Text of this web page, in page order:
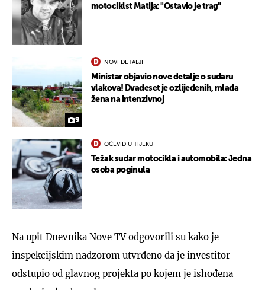
motociklst Matija: "Ostavio je trag"
9
NOVI DETALJI
Ministar objavio nove detalje o sudaru
vlakova! Dvadeset je ozlijeđenih, mlađa
žena na intenzivnoj
OČEVID U TIJEKU
Težak sudar motocikla i automobila: Jedna
osoba poginula
Na upit Dnevnika Nove TV odgovorili su kako je
inspekcijskim nadzorom utvrđeno da je investitor
odstupio od glavnog projekta po kojem je ishođena